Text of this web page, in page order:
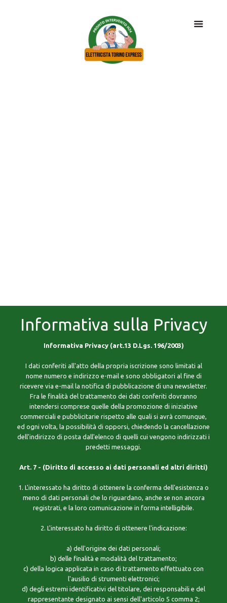
Informativa sulla Privacy
Informativa Privacy (art.13 D.Lgs. 196/2003)
I dati conferiti all'atto della propria iscrizione sono limitati al
nome numero e indirizzo e-mail e sono obbligatori al fine di
ricevere via e-mail la notifica di pubblicazione di una newsletter.
Fra le finalità del trattamento dei dati conferiti dovranno
intendersi comprese quelle della promozione di iniziative
commerciali e pubblicitarie rispetto alle quali si avrà comunque,
ed ogni volta, la possibilità di opporsi, chiedendo la cancellazione
dell'indirizzo di posta dall'elenco di quelli cui vengono indirizzati i
predetti messaggi.
Art. 7 - (Diritto di accesso ai dati personali ed altri diritti)
1. L'interessato ha diritto di ottenere la conferma dell'esistenza o
meno di dati personali che lo riguardano, anche se non ancora
registrati, e la loro comunicazione in forma intelligibile.
2. L'interessato ha diritto di ottenere l'indicazione:
a) dell'origine dei dati personali;
b) delle finalità e modalità del trattamento;
c) della logica applicata in caso di trattamento effettuato con
l'ausilio di strumenti elettronici;
d) degli estremi identificativi del titolare, dei responsabili e del
rappresentante designato ai sensi dell'articolo 5 comma 2;